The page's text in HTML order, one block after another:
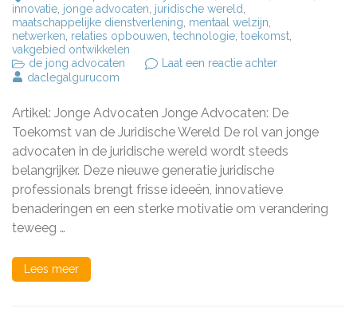
innovatie, jonge advocaten, juridische wereld,
maatschappelijke dienstverlening, mentaal welzijn,
netwerken, relaties opbouwen, technologie, toekomst,
vakgebied ontwikkelen
de jong advocaten
Laat een reactie achterop
van
Jonge
Advocaten
in
Juridische
Sector
daclegalgurucom
Artikel: Jonge Advocaten Jonge Advocaten: De
Toekomst van de Juridische Wereld De rol van jonge
advocaten in de juridische wereld wordt steeds
belangrijker. Deze nieuwe generatie juridische
professionals brengt frisse ideeën, innovatieve
benaderingen en een sterke motivatie om verandering
teweeg …
Lees meer